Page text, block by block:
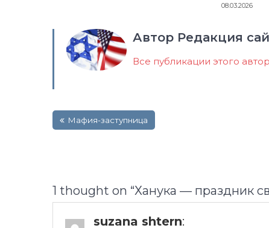
08.03.2026
Автор Редакция
Все публикации этого
по Мафия-заступница
1 thought on “Ханука — праздник
suzana shtern: